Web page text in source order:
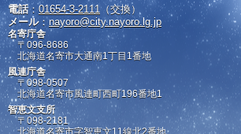
電話： 01654-3-2111（交換）
メール：nayoro@city.nayoro.lg.jp
名寄庁舎
〒096-8686
北海道名寄市大通南1丁目1番地
風連庁舎
〒098-0507
北海道名寄市風連町西町196番地1
智恵文支所
〒098-2181
北海道名寄市字智恵文11線北2番地